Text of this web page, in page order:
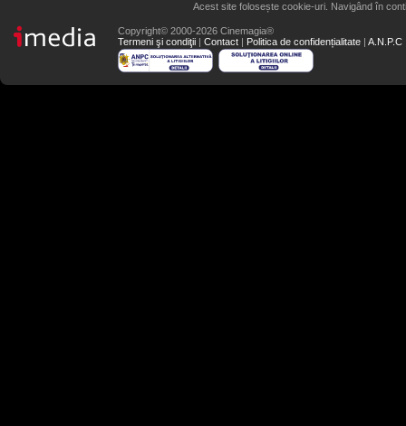
Acest site folosește cookie-uri. Navigând în
Copyright© 2000-2026 Cinemagia®
Termeni şi condiţii | Contact | Politica de confidențialitate | A.N.P.C